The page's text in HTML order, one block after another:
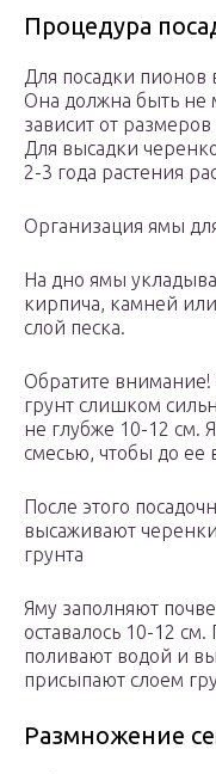
Процедура
Для посадки
Она должна быть не
зависит от
Для высадки
2-3 года растения
Организация ямы
На дно ямы
кирпича, камней
слой песка.
Обратите внимание!
грунт слишком
не глубже 10-12 см.
смесью, чтобы до ее
После этого
высаживают
грунта
Яму заполняют
оставалось 10-12
поливают водой и
присыпают слоем
Размножение